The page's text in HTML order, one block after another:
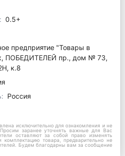
0.5+
предприятие "Товары в
ПОБЕДИТЕЛЕЙ пр., дом № 73,
к.8
Россия
исключительно для ознакомления и не
заранее уточнять важные для Вас
оставляют за собой право изменять
комплектацию товара, предварительно не
Будем благодарны вам за сообщение